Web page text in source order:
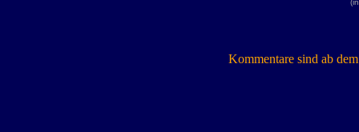
Kommentare sind ab